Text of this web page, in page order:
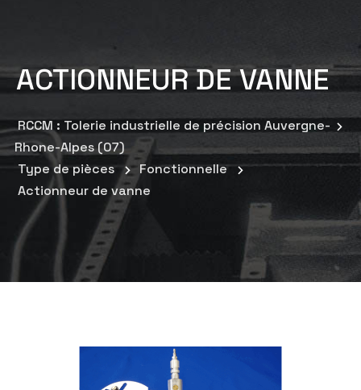
ACTIONNEUR DE VANNE
RCCM : Tolerie industrielle de précision Auvergne-
Rhone-Alpes (07)
Type de pièces
Fonctionnelle
Actionneur de vanne